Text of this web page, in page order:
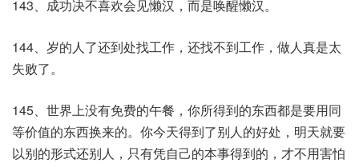
143、成功决不喜欢会见懒汉，而是唤醒懒汉。
144、岁的人了还到处找工作，还找不到工作，做人真是太
失败了。
145、世界上没有免费的午餐，你所得到的东西都是要用同
等价值的东西换来的。你今天得到了别人的好处，明天就要
以别的形式还别人，只有凭自己的本事得到的，才不用害怕